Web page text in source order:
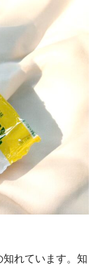
れています。知